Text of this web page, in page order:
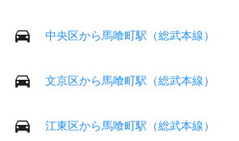
中央区から馬喰町駅（総武本線）
文京区から馬喰町駅（総武本線）
江東区から馬喰町駅（総武本線）